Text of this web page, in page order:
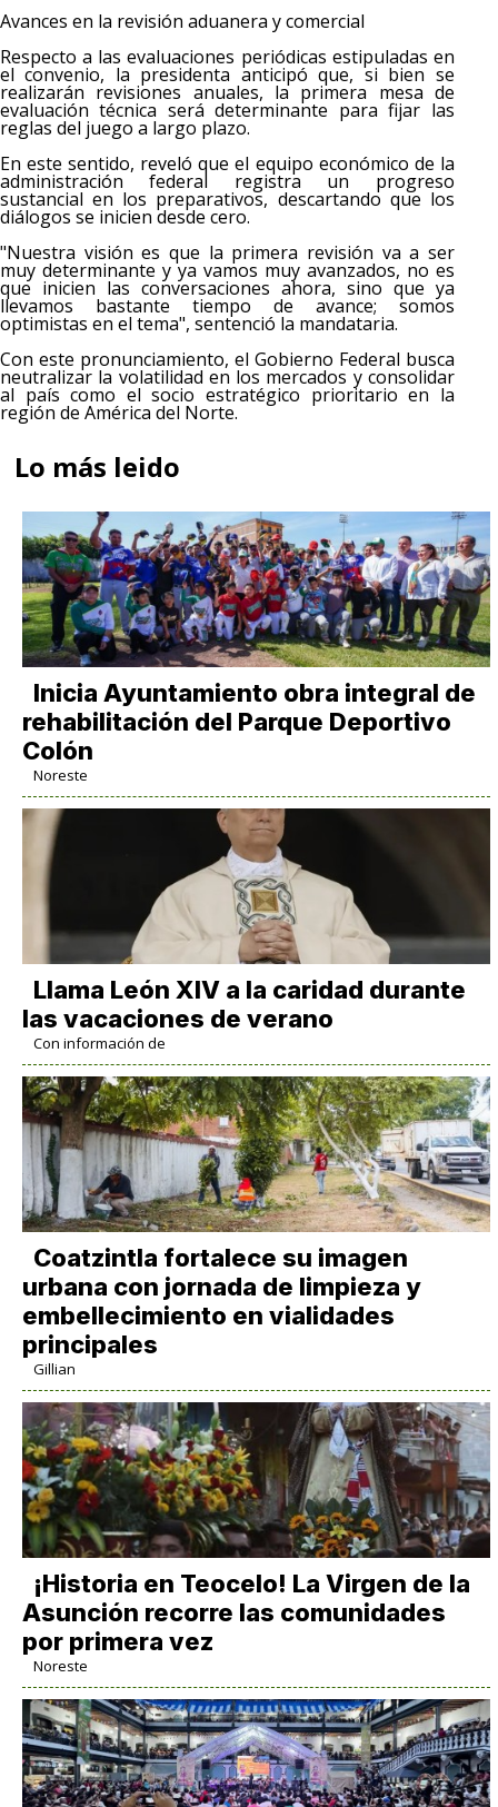
Avances en la revisión aduanera y comercial
Respecto a las evaluaciones periódicas estipuladas en
el convenio, la presidenta anticipó que, si bien se
realizarán revisiones anuales, la primera mesa de
evaluación técnica será determinante para fijar las
reglas del juego a largo plazo.
En este sentido, reveló que el equipo económico de la
administración federal registra un progreso
sustancial en los preparativos, descartando que los
diálogos se inicien desde cero.
"Nuestra visión es que la primera revisión va a ser
muy determinante y ya vamos muy avanzados, no es
que inicien las conversaciones ahora, sino que ya
llevamos bastante tiempo de avance; somos
optimistas en el tema", sentenció la mandataria.
Con este pronunciamiento, el Gobierno Federal busca
neutralizar la volatilidad en los mercados y consolidar
al país como el socio estratégico prioritario en la
región de América del Norte.
Lo más leido
Inicia Ayuntamiento obra integral de
rehabilitación del Parque Deportivo
Colón
Noreste
Llama León XIV a la caridad durante
las vacaciones de verano
Con información de
Coatzintla fortalece su imagen
urbana con jornada de limpieza y
embellecimiento en vialidades
principales
Gillian
​¡Historia en Teocelo! La Virgen de la
Asunción recorre las comunidades
por primera vez
Noreste